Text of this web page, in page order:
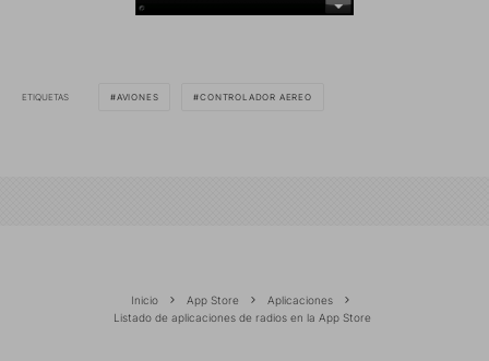
ETIQUETAS AVIONES CONTROLADOR AEREO
Inicio App Store
Aplicaciones
Listado de aplicaciones de radios en la App Store